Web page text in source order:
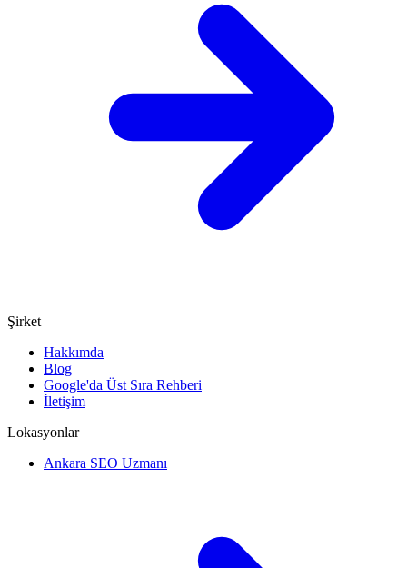
Şirket
Hakkımda
Blog
Google'da Üst Sıra Rehberi
İletişim
Lokasyonlar
Ankara SEO Uzmanı